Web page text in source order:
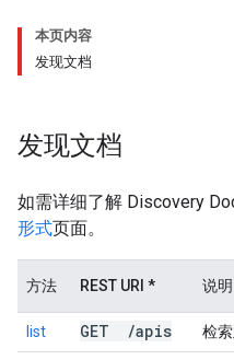
本页内容
发现文档
发现文档
如需详细了解 Discovery
形式页面。
方法 REST URI * 说明
list GET /apis 检